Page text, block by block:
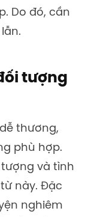
Do đó, cần
tượng
thương,
phù hợp.
và tình
này. Đặc
nghiêm